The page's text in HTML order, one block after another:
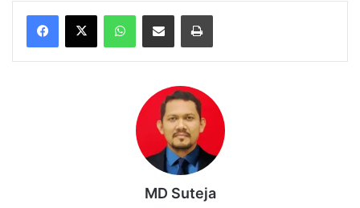
WhatsAppShare via Email Print
MD Suteja